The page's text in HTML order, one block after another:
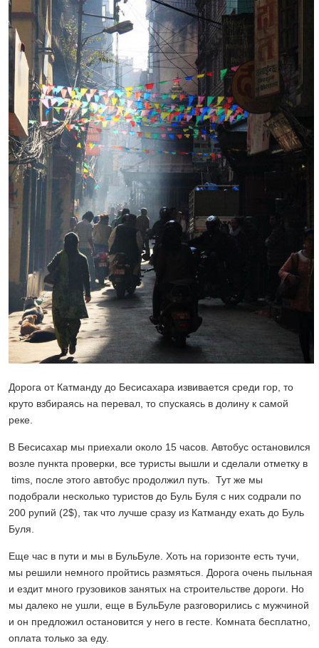
Дорога от Катманду до Бесисахара извивается среди гор, то
круто взбираясь на перевал, то спускаясь в долину к самой
реке.
В Бесисахар мы приехали около 15 часов. Автобус остановился
возле пункта проверки, все туристы вышли и сделали отметку в
tims, после этого автобус продолжил путь. Тут же мы
подобрали несколько туристов до Буль Буля с них содрали по
200 рупий (2$), так что лучше сразу из Катманду ехать до Буль
Буля.
Еще час в пути и мы в БульБуле. Хоть на горизонте есть тучи,
мы решили немного пройтись размяться. Дорога очень пыльная
и ездит много грузовиков занятых на строительстве дороги. Но
мы далеко не ушли, еще в БульБуле разговорились с мужчиной
и он предложил остановится у него в гесте. Комната бесплатно,
оплата только за еду.